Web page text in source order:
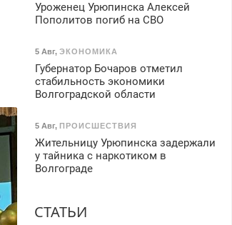
Уроженец Урюпинска Алексей
Пополитов погиб на СВО
5 Авг, ЭКОНОМИКА
Губернатор Бочаров отметил
стабильность экономики
Волгоградской области
5 Авг, ПРОИСШЕСТВИЯ
Жительницу Урюпинска задержали
у тайника с наркотиком в
Волгограде
СТАТЬИ